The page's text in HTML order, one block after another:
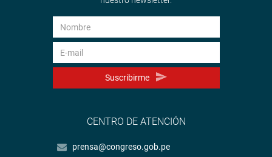
Suscribirme
CENTRO DE ATENCIÓN
prensa@congreso.gob.pe